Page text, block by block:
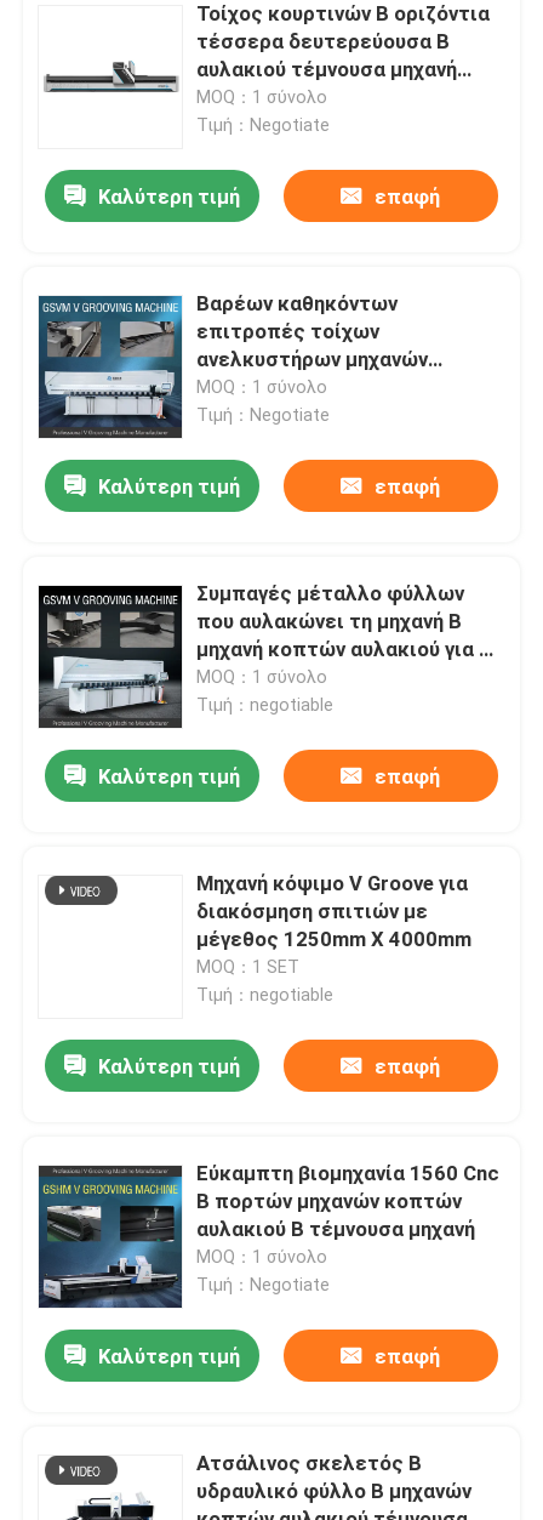
Προϊόντα
Σχετικά με εμάς
Ποιοτικός έλεγχος
Ζητήστε ένα απόσπασμα
Υψηλή ταχύτητα Β μηχανή αυλάκωσης
Αυτόματο Β που αυλακώνει τη μηχανή
Τοίχος κουρτινών Β οριζόντια
τέσσερα δευτερεύουσα Β
αυλακιού τέμνουσα μηχανή
τεμνουσών μηχανών για τα
κιβώτια
MOQ：1 σύνολο
Τιμή：Negotiate
Καλύτερη τιμή επαφή
Βαρέων καθηκόντων
επιτροπές τοίχων
ανελκυστήρων μηχανών
κοπτών αυλακιού Β Β μηχανή
Groover
MOQ：1 σύνολο
Τιμή：Negotiate
Καλύτερη τιμή επαφή
Συμπαγές μέταλλο φύλλων
που αυλακώνει τη μηχανή Β
μηχανή κοπτών αυλακιού για το
εσωτερικό σχέδιο
ανελκυστήρων
MOQ：1 σύνολο
Τιμή：negotiable
Καλύτερη τιμή επαφή
Μηχανή κόψιμο V Groove για
διακόσμηση σπιτιών με
μέγεθος 1250mm X 4000mm
MOQ：1 SET
Τιμή：negotiable
Καλύτερη τιμή επαφή
Εύκαμπτη βιομηχανία 1560 Cnc
Β πορτών μηχανών κοπτών
αυλακιού Β τέμνουσα μηχανή
MOQ：1 σύνολο
Τιμή：Negotiate
Καλύτερη τιμή επαφή
Ατσάλινος σκελετός Β
υδραυλικό φύλλο Β μηχανών